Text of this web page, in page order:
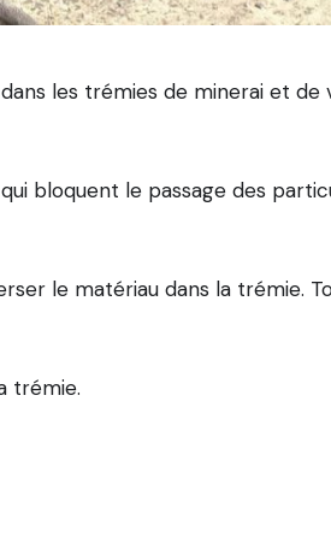
les trémies de minerai et de
bloquent le passage des
le matériau dans la trémie.
trémie.